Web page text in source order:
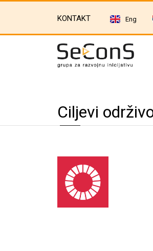
KONTAKT Eng
Ciljevi